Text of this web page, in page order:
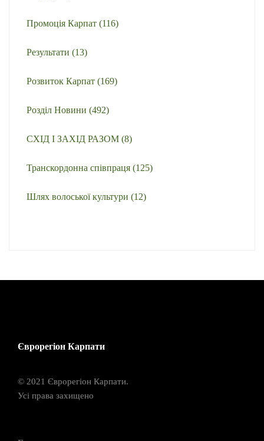
Промоція Карпат (116)
Результати (13)
Розвиток Карпат (169)
Розділ Новини (492)
СХІД І ЗАХІД РАЗОМ (8)
Транскордонна співпраця (125)
Шлях волоської культури (12)
Єврорегіон Карпати
© 2021 Єврорегіон Карпати.
Усі права захищено